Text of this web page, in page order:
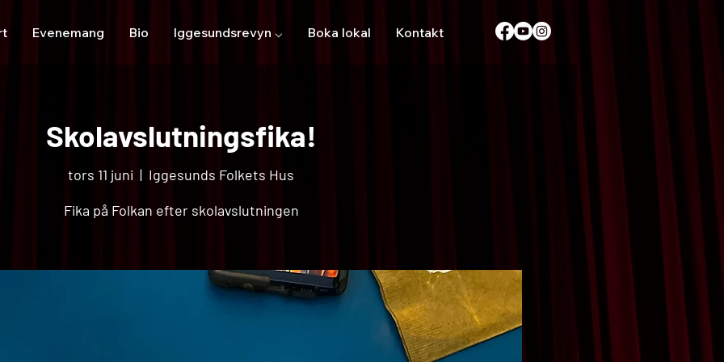
Evenemang Bio Iggesundsrevyn ⌵ Boka lokal Kontakt
Skolavslutningsfika!
tors 11 juni
  |
Iggesunds Folkets Hus
Fika på Folkan efter skolavslutningen